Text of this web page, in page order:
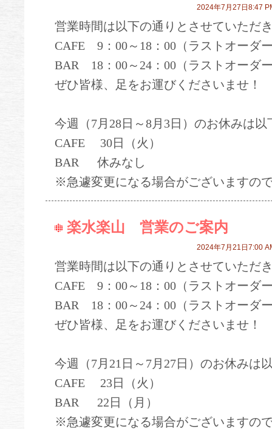
2024年7月27日8:47
営業時間は以下の通りとさせていただ
CAFE 9：00～18：00（ラストオーダ
BAR 18：00～24：00（ラストオーダ
ぜひ皆様、足をお運びくださいませ！
今週（7月28日～8月3日）のお休みは
CAFE 30日（火）
BAR 休みなし
※急遽変更になる場合がございますの
楽水楽山 営業のご案内
2024年7月21日7:00
営業時間は以下の通りとさせていただ
CAFE 9：00～18：00（ラストオーダ
BAR 18：00～24：00（ラストオーダ
ぜひ皆様、足をお運びくださいませ！
今週（7月21日～7月27日）のお休みは
CAFE 23日（火）
BAR 22日（月）
※急遽変更になる場合がございますの